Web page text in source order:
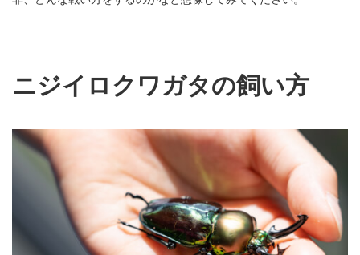
ニジイロクワガタの飼い方